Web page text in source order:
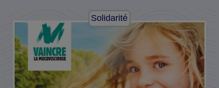
Solidarité